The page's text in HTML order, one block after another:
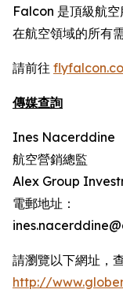
Falcon 是頂級航
在航空領域的所有需
請前往
傳媒查詢
Ines Nacerddine
航空營銷總監
Alex Group
電郵地址：
請瀏覽以下網址，
http://